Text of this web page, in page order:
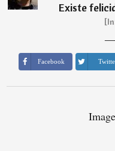
Existe
Facebook